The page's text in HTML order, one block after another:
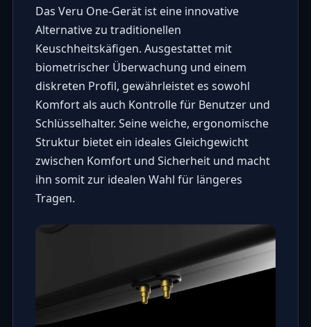
Das Veru One-Gerät ist eine innovative
Alternative zu traditionellen
Keuschheitskäfigen. Ausgestattet mit
biometrischer Überwachung und einem
diskreten Profil, gewährleistet es sowohl
Komfort als auch Kontrolle für Benutzer und
Schlüsselhalter. Seine weiche, ergonomische
Struktur bietet ein ideales Gleichgewicht
zwischen Komfort und Sicherheit und macht
ihn somit zur idealen Wahl für längeres
Tragen.